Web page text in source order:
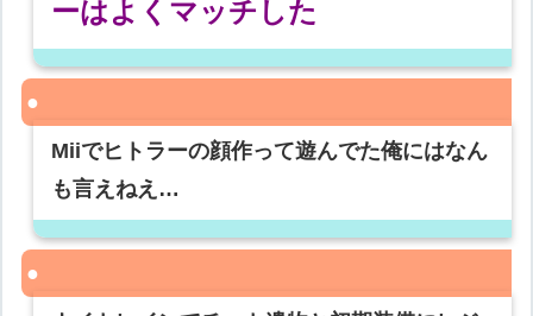
ーはよくマッチした
Miiでヒトラーの顔作って遊んでた俺にはなん
も言えねえ…